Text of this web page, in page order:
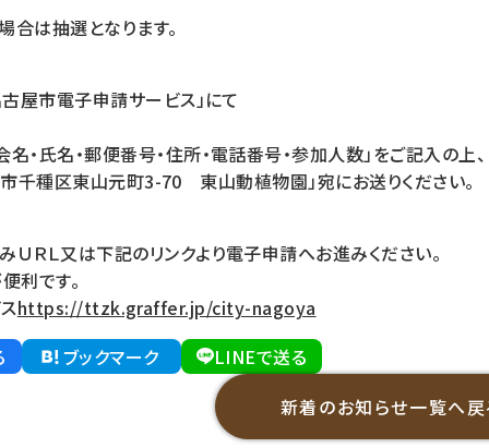
は抽選となります。
古屋市電子申請サービス」にて
・氏名・郵便番号・住所・電話番号・参加人数」をご記入の上、
種区東山元町3-70 東山動植物園」宛にお送りください。
ＲＬ又は下記のリンクより電子申請へお進みください。
利です。
https://ttzk.graffer.jp/city-nagoya
ブックマーク
LINEで送る
新着のお知らせ一覧へ